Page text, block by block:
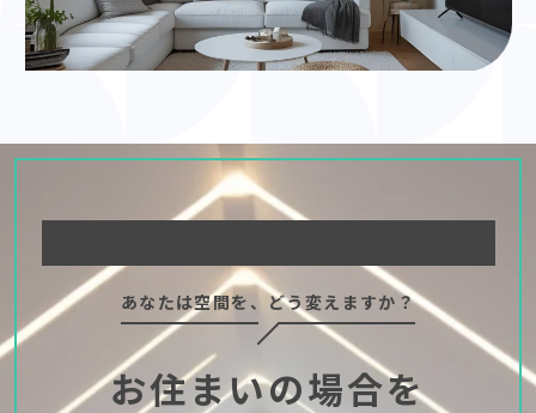
あなたは空間を、どう変えますか？
お住まいの場合を